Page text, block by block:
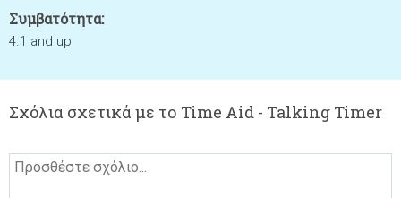
Συμβατότητα:
4.1 and up
Σχόλια σχετικά με το Time Aid - Talking Timer